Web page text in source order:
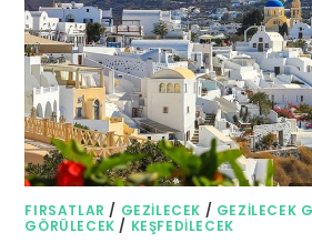
FIRSATLAR / GEZILECEK / GEZILECEK
GÖRÜLECEK / KEŞFEDILECEK